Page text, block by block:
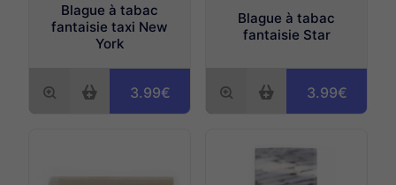
Blague à tabac
fantaisie taxi New
York
3.99€
Blague à tabac
fantaisie Star
3.99€